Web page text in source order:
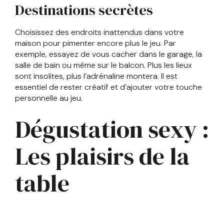
Destinations secrètes
Choisissez des endroits inattendus dans votre
maison pour pimenter encore plus le jeu. Par
exemple, essayez de vous cacher dans le garage, la
salle de bain ou même sur le balcon. Plus les lieux
sont insolites, plus l’adrénaline montera. Il est
essentiel de rester créatif et d’ajouter votre touche
personnelle au jeu.
Dégustation sexy :
Les plaisirs de la
table